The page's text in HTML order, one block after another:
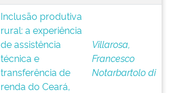
Inclusão produtiva
rural: a experiência
de assistência
técnica e
transferência de
renda do Ceará,
Villarosa,
Francesco
Notarbartolo di